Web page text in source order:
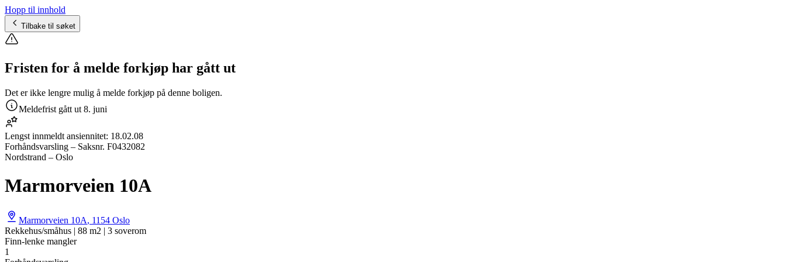
Hopp til innhold
Tilbake til søket
Fristen for å melde forkjøp har gått ut
Det er ikke lengre mulig å melde forkjøp på denne boligen.
Meldefrist gått ut 8. juni
Lengst innmeldt ansiennitet: 18.02.08
Forhåndsvarsling – Saksnr. F0432082
Nordstrand – Oslo
Marmorveien 10A
Marmorveien 10A, 1154 Oslo
Rekkehus/småhus | 88 m2 | 3 soverom
Finn-lenke mangler
1